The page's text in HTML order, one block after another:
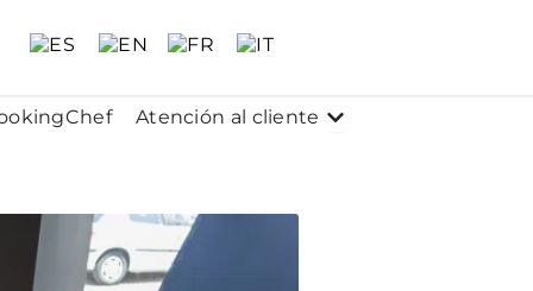
Atención al cliente Abrir Atención al